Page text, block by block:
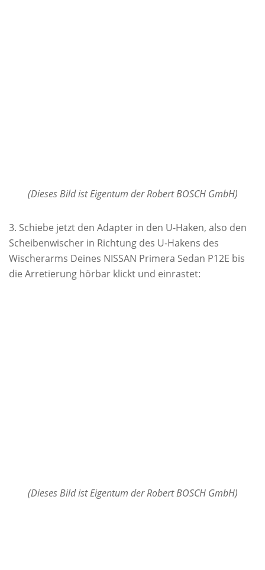
(Dieses Bild ist Eigentum der Robert BOSCH GmbH)
Schiebe jetzt den Adapter in den U-Haken, also den
Scheibenwischer in Richtung des U-Hakens des
Wischerarms Deines NISSAN Primera Sedan P12E bis
die Arretierung hörbar klickt und einrastet:
(Dieses Bild ist Eigentum der Robert BOSCH GmbH)